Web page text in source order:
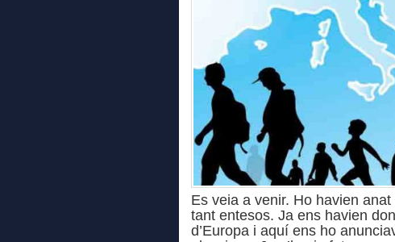
Es veia a venir. Ho havien
tant entesos. Ja ens havien
d’Europa i aquí ens ho